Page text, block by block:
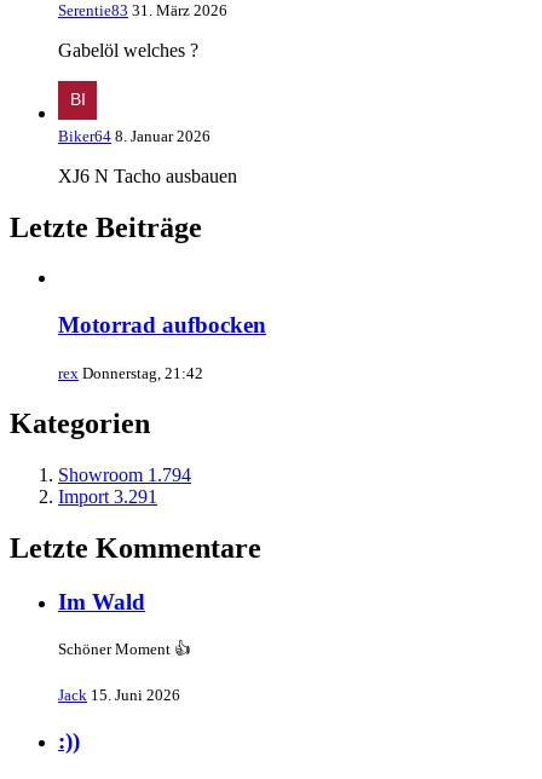
Serentie83 31. März 2026
Gabelöl welches ?
Biker64 8. Januar 2026
XJ6 N Tacho ausbauen
Letzte Beiträge
Motorrad aufbocken
rex Donnerstag, 21:42
Kategorien
Showroom 1.794
Import 3.291
Letzte Kommentare
Im Wald
Schöner Moment 👍
Jack 15. Juni 2026
:))